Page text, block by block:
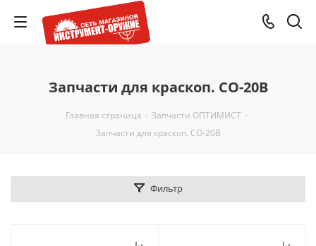
Запчасти для краскоп. СО-20В
Главная страница - Запчасти ОПТИМИСТ -
Запчасти для краскоп. СО-20В
Фильтр